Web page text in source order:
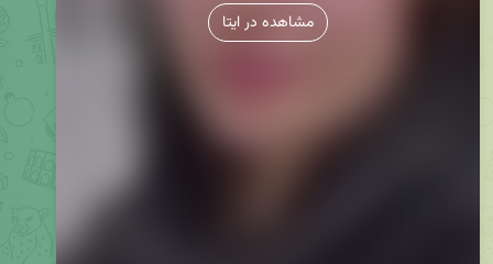
مشاهده در ایتا